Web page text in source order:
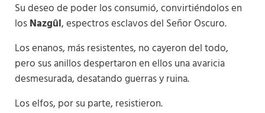
Su deseo de poder los consumió, convirtiéndolos en
losNazgûl, espectros esclavos del Señor Oscuro.
Los enanos, más resistentes, no cayeron del todo,
pero sus anillos despertaron en ellos una avaricia
desmesurada, desatando guerras y ruina.
Los elfos, por su parte, resistieron.